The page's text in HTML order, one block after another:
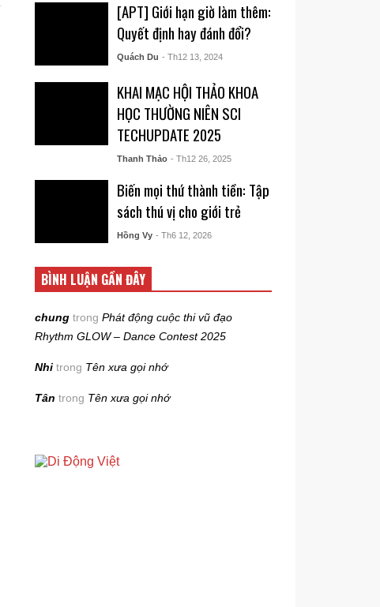
[APT] Giới hạn giờ làm thêm:
Quyết định hay đánh đổi?
Quách Du - Th12 13, 2024
KHAI MẠC HỘI THẢO KHOA
HỌC THƯỜNG NIÊN SCI
TECHUPDATE 2025
Thanh Thảo - Th12 26, 2025
Biến mọi thứ thành tiền: Tập
sách thú vị cho giới trẻ
Hồng Vy - Th6 12, 2026
BÌNH LUẬN GẦN ĐÂY
chung trongPhát động cuộc thi vũ đạo
Rhythm GLOW – Dance Contest 2025
Nhi trong Tên xưa gọi nhớ
Tân trong Tên xưa gọi nhớ